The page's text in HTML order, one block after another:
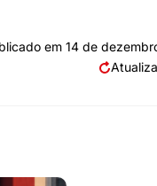
14 de